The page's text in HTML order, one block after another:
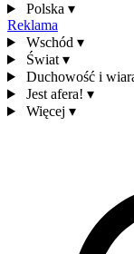
Polska ▾
Reklama
Wschód ▾
Świat ▾
Duchowość i
Jest afera! ▾
Więcej ▾